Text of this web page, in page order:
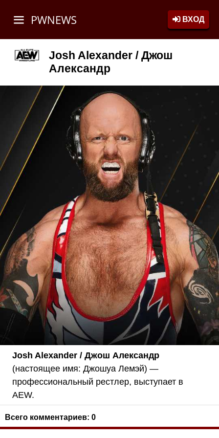
PWNEWS ВХОД
Josh Alexander / Джош
Александр
Josh Alexander / Джош Александр
(настоящее имя: Джошуа Лемэй) —
профессиональный рестлер, выступает в
AEW.
Всего комментариев: 0